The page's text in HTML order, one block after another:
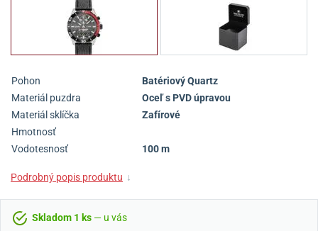
Pohon
Batériový Quartz
Materiál puzdra
Oceľ s PVD úpravou
Materiál sklíčka
Zafírové
Hmotnosť
Vodotesnosť
100 m
Podrobný popis produktu ↓
Skladom 1 ks — u vás